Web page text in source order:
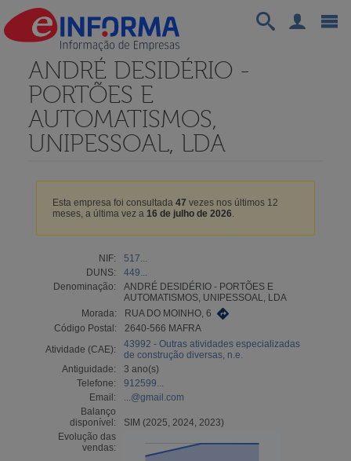
ANDRÉ DESIDÉRIO -
PORTÕES E
AUTOMATISMOS,
UNIPESSOAL, LDA
Esta empresa foi consultada 47 vezes nos últimos 12
meses, a última vez a 16 de julho de 2026.
NIF:
517...
DUNS:
449...
Denominação:
ANDRÉ DESIDÉRIO - PORTÕES E
AUTOMATISMOS, UNIPESSOAL, LDA
Morada:
RUA DO MOINHO, 6
Código Postal:
2640-566 MAFRA
Atividade (CAE):
43992 - Outras atividades especializadas
de construção diversas, n.e.
Antiguidade:
3 ano(s)
Telefone:
912599...
Email:
...@gmail.com
Balanço
disponível:
SIM (2025, 2024, 2023)
Evolução das
vendas: